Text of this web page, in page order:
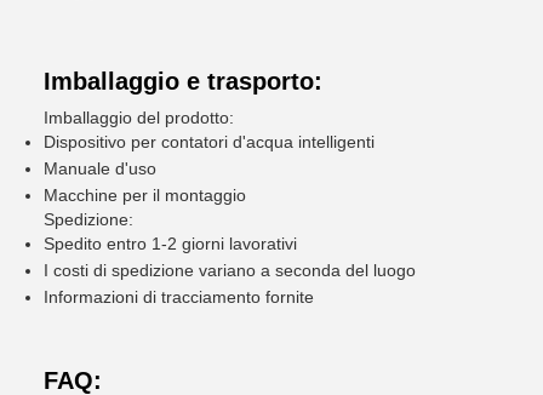
Imballaggio e trasporto:
Imballaggio del prodotto:
Dispositivo per contatori d'acqua intelligenti
Manuale d'uso
Macchine per il montaggio
Spedizione:
Spedito entro 1-2 giorni lavorativi
I costi di spedizione variano a seconda del luogo
Informazioni di tracciamento fornite
FAQ: